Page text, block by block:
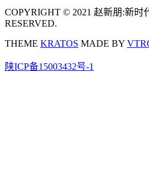
COPYRIGHT © 2021 赵新朋:新时
RESERVED.
THEME KRATOS MADE BY
陕ICP备15003432号-1